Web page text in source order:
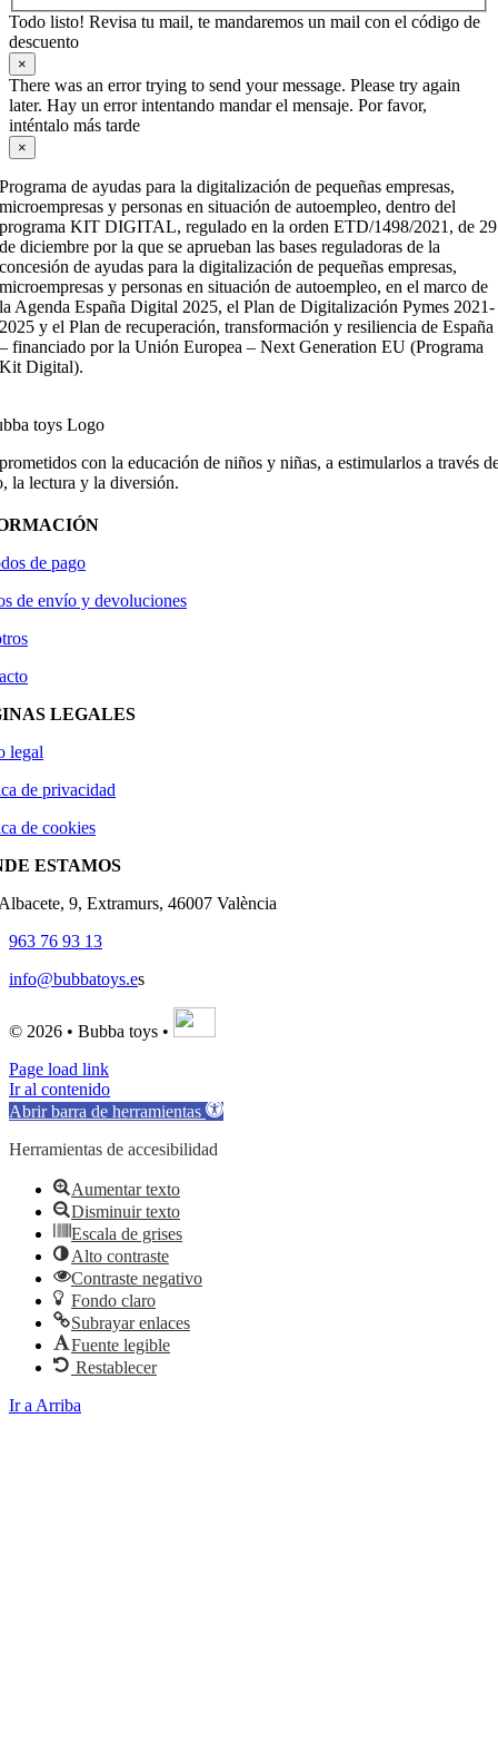
Todo listo! Revisa tu mail, te mandaremos un mail con el código de
descuento
×
There was an error trying to send your message. Please try again
later. Hay un error intentando mandar el mensaje. Por favor,
inténtalo más tarde
×
Programa de ayudas para la digitalización de pequeñas empresas,
microempresas y personas en situación de autoempleo, dentro del
programa KIT DIGITAL, regulado en la orden ETD/1498/2021, de 29
de diciembre por la que se aprueban las bases reguladoras de la
concesión de ayudas para la digitalización de pequeñas empresas,
microempresas y personas en situación de autoempleo, en el marco de
la Agenda España Digital 2025, el Plan de Digitalización Pymes 2021-
2025 y el Plan de recuperación, transformación y resiliencia de España
– financiado por la Unión Europea – Next Generation EU (Programa
Kit Digital).
con la educación de niños y niñas, a estimularlos a través
la lectura y la diversión.
de pago
de envío y devoluciones
LEGALES
legal
de privacidad
de cookies
ESTAMOS
9, Extramurs, 46007 València
963 76 93 13
info@bubbatoys.es
© 2026 • Bubba toys •
Page load link
Ir al contenido
Abrir barra de herramientas
Herramientas de accesibilidad
Aumentar texto
Disminuir texto
Escala de grises
Alto contraste
Contraste negativo
Fondo claro
Subrayar enlaces
Fuente legible
Restablecer
Ir a Arriba